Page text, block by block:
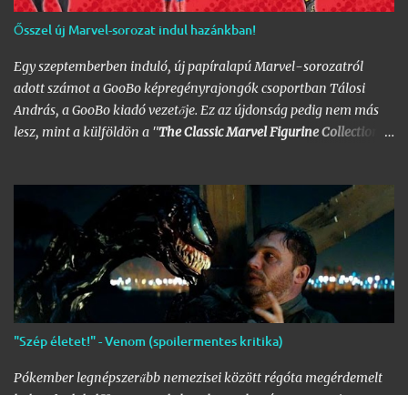
Ősszel új Marvel-sorozat indul hazánkban!
Egy szeptemberben induló, új papíralapú Marvel-sorozatról
adott számot a GooBo képregényrajongók csoportban Tálosi
András, a GooBo kiadó vezetője. Ez az újdonság pedig nem más
lesz, mint a külföldön a "The Classic Marvel Figurine Collection
"
életpályájáról, egy róla mintázott ólomfigurával együtt.
Hazánkban már volt hasonló kaliberű próbálkozás a DC
figurákkal, de az a kísérlet hamar kudarcba fulladt, és kaszálták
a sorozatot. A kiadó ezúttal is az Eaglemoss lesz, a megjelenésre
pedig már nem is kell olyan sokat várnunk, alig néhány hét
múlva már a polcunkon tudhatjuk az első darabot. Az eredeti
sorozat 200 számot élt meg, ami azért nem kevés figurát jelent;
lehet készíteni hozzá az üres polcokat, melyek átrendezése már
így is folyamatosan borsot tör a képregényrajongók orra alá,
"Szép életet!" - Venom (spoilermentes kritika)
Pókember legnépszerűbb nemezisei között régóta megérdemelt